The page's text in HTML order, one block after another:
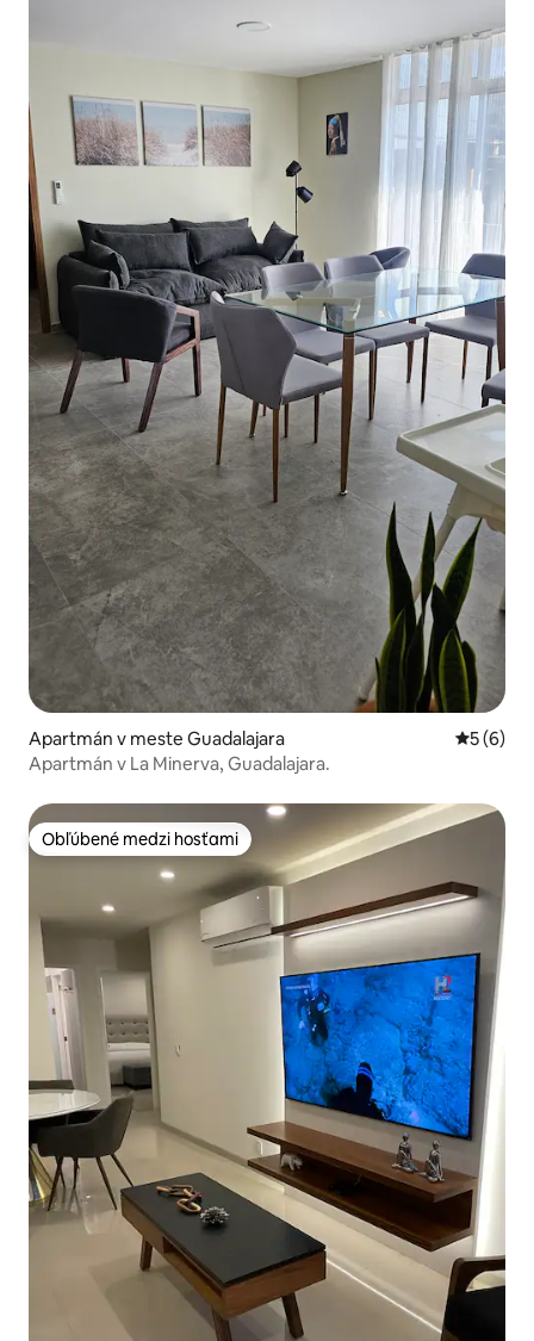
Apartmán v meste Guadalajara
5 (6)
Apartmán v La Minerva, Guadalajara.
Obľúbené medzi hosťami
Obľúbené medzi hosťami